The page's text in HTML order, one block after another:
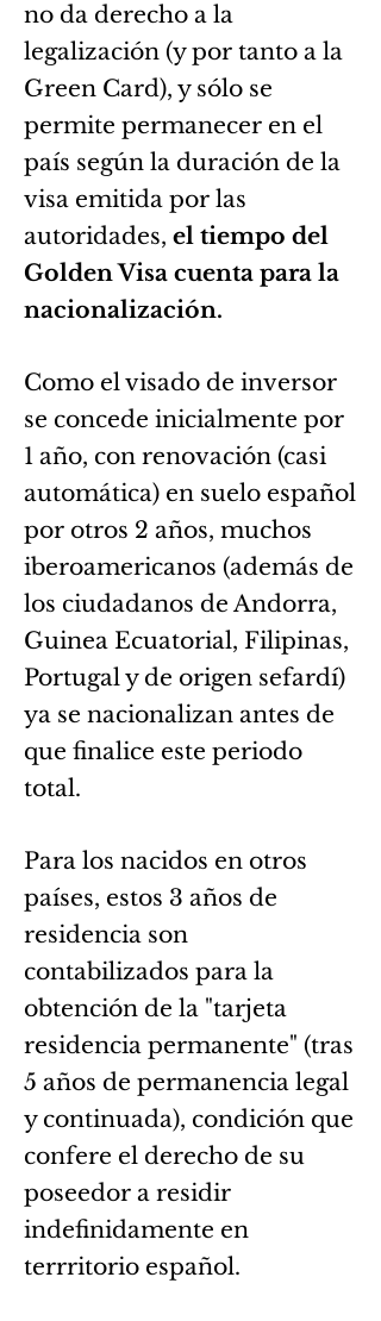
no da derecho a la
legalización (y por tanto a la
Green Card), y sólo se
permite permanecer en el
país según la duración de la
visa emitida por las
autoridades, el tiempo del
Golden Visa cuenta para la
nacionalización.
Como el visado de inversor
se concede inicialmente por
1 año, con renovación (casi
automática) en suelo español
por otros 2 años, muchos
iberoamericanos (además de
los ciudadanos de Andorra,
Guinea Ecuatorial, Filipinas,
Portugal y de origen sefardí)
ya se nacionalizan antes de
que finalice este periodo
total.
Para los nacidos en otros
países, estos 3 años de
residencia son
contabilizados para la
obtención de la "tarjeta
residencia permanente" (tras
5 años de permanencia legal
y continuada), condición que
confere el derecho de su
poseedor a residir
indefinidamente en
terrritorio español.